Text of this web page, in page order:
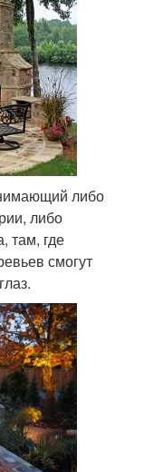
либо
либо
там, где
смогут